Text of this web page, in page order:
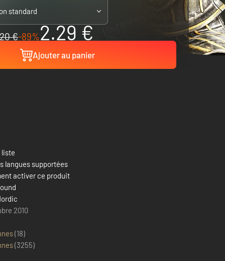
standard
20 €-89%2.29 €
Ajouter au panier
liste
langues supportées
activer ce produit
2010
(18)
(3255)